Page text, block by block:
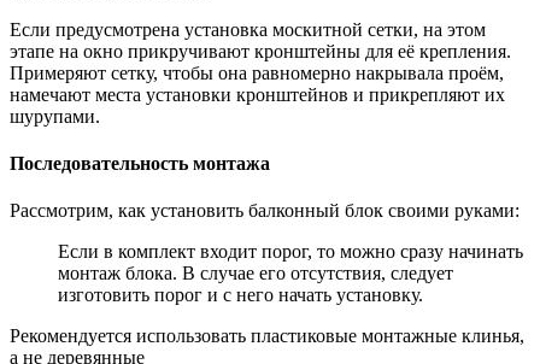
Если предусмотрена установка москитной сетки, на этом
этапе на окно прикручивают кронштейны для её крепления.
Примеряют сетку, чтобы она равномерно накрывала проём,
намечают места установки кронштейнов и прикрепляют их
шурупами.
Последовательность монтажа
Рассмотрим, как установить балконный блок своими руками:
Если в комплект входит порог, то можно сразу начинать
монтаж блока. В случае его отсутствия, следует
изготовить порог и с него начать установку.
Рекомендуется использовать пластиковые монтажные клинья,
а не деревянные